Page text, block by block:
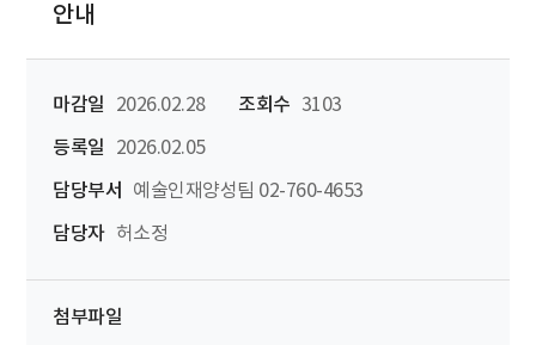
안내
마감일 2026.02.28 조회수 3103
등록일
2026.02.05
담당부서
예술인재양성팀 02-760-4653
담당자 허소정
첨부파일